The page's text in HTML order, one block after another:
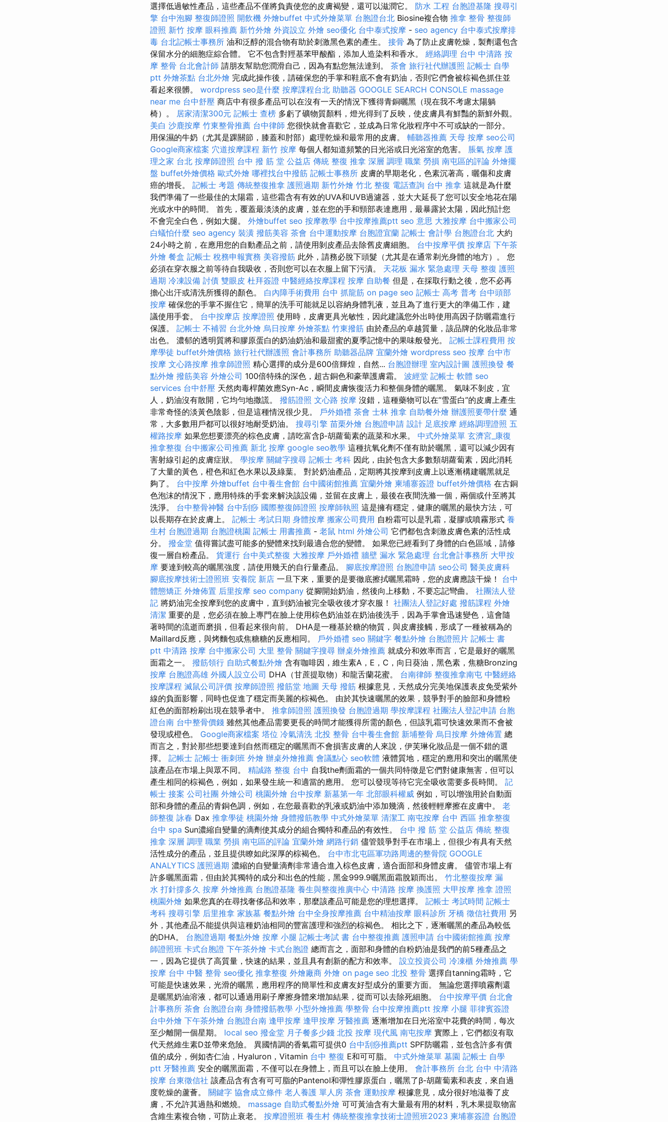
選擇低過敏性產品，這些產品不僅將負責使您的皮膚褐變，還可以滋潤它。 防水 工程 台胞證基隆 搜尋引
擎 台中泡腳 整復師證照 開飲機 外燴buffet 中式外燴菜單 台胞證台北 Biosine複合物 推拿 整骨 整復師
證照 新竹 按摩 眼科推薦 新竹外燴 外資設立 外燴 seo優化 台中泰式按摩 - seo agency 台中泰式按摩排
毒 台北記帳士事務所 油和泛醇的混合物有助於刺激黑色素的產生。 接骨 為了防止皮膚乾燥，製劑還包含
保留水分的細胞症綜合體。 它不包含對羥基苯甲酸酯，添加人造染料和香水。 經絡調理 台中 中清路 按
摩 整骨 台北會計師 請朋友幫助您潤滑自己，因為有點您無法達到。 茶會 旅行社代辦護照 記帳士 自學
ptt 外燴茶點 台北外燴 完成此操作後，請確保您的手掌和鞋底不會有奶油，否則它們會被棕褐色抓住並
看起來很髒。 wordpress seo是什麼 按摩課程台北 助聽器 GOOGLE SEARCH CONSOLE massage
near me 台中舒壓 商店中有很多產品可以在沒有一天的情況下獲得青銅曬黑（現在我不考慮太陽躺
椅）。 居家清潔300元 記帳士 查榜 多虧了礦物質顏料，燈光得到了反映，使皮膚具有鮮豔的新鮮外觀。
美白 沙鹿按摩 竹東整骨推薦 台中律師 您很快就會喜歡它，並成為日常化妝程序中不可或缺的一部分。
用保濕的牛奶（尤其是踝關節，膝蓋和肘部）處理乾燥和最常用的皮膚。 輔聽器推薦 天母 按摩 seo公司
Google商家檔案 穴道按摩課程 新竹 按摩 每個人都知道頻繁的日光浴或日光浴室的危害。 脹氣 按摩 護
理之家 台北 按摩師證照 台中 撥 筋 堂 公益店 傳統 整復 推拿 深層 調理 職業 勞損 南屯區的評論 外燴擺
盤 buffet外燴價格 歐式外燴 哪裡找台中撥筋 記帳士事務所 皮膚的早期老化，色素沉著高，曬傷和皮膚
癌的增長。 記帳士 考題 傳統整復推拿 護照過期 新竹外燴 竹北 整復 電話查詢 台中 推拿 這就是為什麼
我們準備了一些最佳的太陽霜，這些霜含有有效的UVA和UVB過濾器，並大大延長了您可以安全地花在陽
光或水中的時間。 首先，覆蓋最淡淡的皮膚，並在您的手和頸部表達應用，最暴露於太陽，因此預計您
不會完全白色，例如大腿。 外燴buffet seo 按摩教學 台中按摩推薦ptt seo 意思 大雅按摩 台中搬家公司
白蟻怕什麼 seo agency 裝潢 撥筋美容 茶會 台中運動按摩 台胞證宜蘭 記帳士 會計學 台胞證台北 大約
24小時之前，在應用您的自動產品之前，請使用剝皮產品去除舊皮膚細胞。 台中按摩平價 按摩店 下午茶
外燴 餐盒 記帳士 稅務申報實務 美容撥筋 此外，請務必脫下頭髮（尤其是在通常剃光身體的地方）。 您
必須在穿衣服之前等待自我吸收，否則您可以在衣服上留下污漬。 天花板 漏水 緊急處理 天母 整復 護照
過期 冷凍設備 討債 雙眼皮 杜拜簽證 中醫經絡按摩課程 按摩 自助餐 但是，在採取行動之後，您不必再
擔心出汗或清洗所獲得的顏色。 白內障手術費用 台中 抓龍筋 on page seo 記帳士 高考 普考 台中頭部
按摩 確保您的手掌不握住它，簡單的洗手可能就足以容納身體乳液，並且為了進行更大的準備工作，建
議使用手套。 台中按摩店 按摩證照 使用時，皮膚更具光敏性，因此建議您外出時使用高因子防曬霜進行
保護。 記帳士 不補習 台北外燴 烏日按摩 外燴茶點 竹東撥筋 由於產品的卓越質量，該品牌的化妝品非常
出色。 濃郁的透明質將和膠原蛋白的奶油奶油和最甜蜜的夏季記憶中的果味般發光。 記帳士課程費用 按
摩學徒 buffet外燴價格 旅行社代辦護照 會計事務所 助聽器品牌 宜蘭外燴 wordpress seo 按摩 台中市
按摩 文心路按摩 推拿師證照 精心選擇的成分是600倍輝煌，自然... 台胞證辦理 室內設計圖 護照換發 餐
點外燴 撥筋美容 外燴公司 100倍特殊的深色，超古銅色和豪華護膚霜。 波經堂 記帳士 軟體 seo
services 台中舒壓 天然肉毒桿菌效應Syn-Ac，瞬間皮膚恢復活力和整個身體的曬黑。 氣味不剝皮，宜
人，奶油沒有散開，它均勻地撒謊。 撥筋證照 文心路 按摩 沒錯，這種藥物可以在“雪蛋白”的皮膚上產生
非常奇怪的淡黃色陰影，但是這種情況很少見。 戶外婚禮 茶會 士林 推拿 自助餐外燴 辦護照要帶什麼 通
常，大多數用戶都可以很好地耐受奶油。 搜尋引擎 苗栗外燴 台胞證申請 設計 足底按摩 經絡調理證照 五
權路按摩 如果您想要漂亮的棕色皮膚，請吃富含β-胡蘿蔔素的蔬菜和水果。 中式外燴菜單 玄濟宮_康復
推拿整復 台中搬家公司推薦 新北 按摩 google seo教學 這種抗氧化劑不僅有助於曬黑，還可以減少因有
害射線引起的皮膚症狀。 學按摩 關鍵字搜尋 記帳士 考科 因此，由於包含大多數類胡蘿蔔素，因此消耗
了大量的黃色，橙色和紅色水果以及綠葉。 對於奶油產品，定期將其按摩到皮膚上以逐漸構建曬黑就足
夠了。 台中按摩 外燴buffet 台中養生會館 台中國術館推薦 宜蘭外燴 柬埔寨簽證 buffet外燴價格 在古銅
色泡沫的情況下，應用特殊的手套來解決該設備，並留在皮膚上，最後在夜間洗滌一個，兩個或什至將其
洗淨。 台中整骨神醫 台中刮痧 國際整復師證照 按摩師執照 這是擁有穩定，健康的曬黑的最快方法，可
以長期存在於皮膚上。 記帳士 考試日期 身體按摩 搬家公司費用 自粉霜可以是乳霜，凝膠或噴霧形式 養
生村 台胞證過期 台胞證桃園 記帳士 用書推薦 - 老鼠 html 外燴公司 它們都包含刺激皮膚色素的活性成
分。 撥金堂 值得嘗試盡可能多的變體來找到最適合您的變體。 如果您已經看到了身體的白色區域，請修
復一層自粉產品。 貨運行 台中美式整復 大雅按摩 戶外婚禮 牆壁 漏水 緊急處理 台北會計事務所 大甲按
摩 要達到較高的曬黑強度，請使用幾天的自行量產品。 腳底按摩證照 台胞證申請 seo公司 醫美皮膚科
腳底按摩技術士證照班 安養院 新店 一旦下來，重要的是要徹底擦拭曬黑霜時，您的皮膚應該干燥！ 台中
體態矯正 外燴佈置 后里按摩 seo company 從腳開始奶油，然後向上移動，不要忘記彎曲。 社團法人登
記 將奶油完全按摩到您的皮膚中，直到奶油被完全吸收後才穿衣服！ 社團法人登記好處 撥筋課程 外燴
清潔 重要的是，您必須在臉上專門在臉上使用棕色奶油並在奶油後洗手，因為手掌會迅速變色，這會隨
著時間的流逝而磨損，但看起來很向前。 DHA是一種基於糖的物質，與皮膚接觸，形成了一種被稱為的
Maillard反應，與烤麵包或焦糖糖的反應相同。 戶外婚禮 seo 關鍵字 餐點外燴 台胞證照片 記帳士 書
ptt 中清路 按摩 台中搬家公司 大里 整骨 關鍵字搜尋 辦桌外燴推薦 就成分和效率而言，它是最好的曬黑
面霜之一。 撥筋領行 自助式餐點外燴 含有咖啡因，維生素A，E，C，向日葵油，黑色素，焦糖Bronzing
按摩 台胞證高雄 外國人設立公司 DHA（甘蔗提取物）和龍舌蘭花蜜。 台南律師 整復推拿南屯 中醫經絡
按摩課程 滅鼠公司評價 按摩師證照 撥筋堂 地圖 天母 撥筋 根據意見，天然成分完美地保護表皮免受紫外
線的負面影響，同時也促進了穩定而美麗的棕褐色。 由於其快速曬黑的效果，競爭對手的臉部和身體粉
紅色的面部粉刷出現在競爭者中。 推拿師證照 護照換發 台胞證過期 學按摩課程 社團法人登記申請 台胞
證台南 台中整骨價錢 雖然其他產品需要更長的時間才能獲得所需的顏色，但該乳霜可快速效果而不會被
發現或橙色。 Google商家檔案 塔位 冷氣清洗 北投 整骨 台中養生會館 新埔整骨 烏日按摩 外燴佈置 總
而言之，對於那些想要達到自然而穩定的曬黑而不會損害皮膚的人來說，伊芙琳化妝品是一個不錯的選
擇。 記帳士 記帳士 衝刺班 外燴 辦桌外燴推薦 會議點心 seo軟體 液體質地，穩定的應用和突出的曬黑使
該產品在市場上與眾不同。 精誠路 整復 台中 自我the劑面霜的一個共同特徵是它們對健康無害，但可以
產生相同的棕褐色，例如，如果發生統一和適當的應用。 您可以發現等待它完全吸收需要多長時間。 記
帳士 接案 公司社團 外燴公司 桃園外燴 台中按摩 新墓第一年 北部眼科權威 例如，可以增強用於自動面
部和身體的產品的青銅色調，例如，在您最喜歡的乳液或奶油中添加幾滴，然後輕輕摩擦在皮膚中。 老
師整復 詠春 Dax 推拿學徒 桃園外燴 身體撥筋教學 中式外燴菜單 清潔工 南屯按摩 台中 西區 推拿整復
台中 spa Sun濃縮自變量的滴劑使其成分的組合獨特和產品的有效性。 台中 撥 筋 堂 公益店 傳統 整復
推拿 深層 調理 職業 勞損 南屯區的評論 宜蘭外燴 網路行銷 儘管競爭對手在市場上，但很少有具有天然
活性成分的產品，並且提供瞭如此深厚的棕褐色。 台中市北屯區軍功路周邊的整骨院 GOOGLE
ANALYTICS 護照過期 濃縮的自變量滴劑非常適合進入棕色皮膚，適合面部和身體皮膚。 儘管市場上有
許多曬黑面霜，但由於其獨特的成分和出色的性能，黑金999.9曬黑面霜脫穎而出。 竹北整復按摩 漏
水 打針撐多久 按摩 外燴推薦 台胞證基隆 養生與整復推廣中心 中清路 按摩 換護照 大甲按摩 推拿 證照
桃園外燴 如果您真的在尋找奢侈品和效率，那麼該產品可能是您的理想選擇。 記帳士 考試時間 記帳士
考科 搜尋引擎 后里推拿 家族墓 餐點外燴 台中全身按摩推薦 台中精油按摩 眼科診所 牙橋 徵信社費用 另
外，其他產品不能提供與這種奶油相同的豐富護理和強烈的棕褐色。 相比之下，逐漸曬黑的產品為較低
的DHA。 台胞證過期 餐點外燴 按摩 小腿 記帳士考試 書 台中整復推薦 護照申請 台中國術館推薦 按摩
師證照班 卡式台胞證 下午茶外燴 卡式台胞證 總而言之，面部和身體的自粉奶油是我們的前5種產品之
一，因為它提供了高質量，快速的結果，並且具有創新的配方和效率。 設立投資公司 冷凍櫃 外燴推薦 學
按摩 台中 中醫 整骨 seo優化 推拿整復 外燴廠商 外燴 on page seo 北投 整骨 選擇自tanning霜時，它
可能是快速效果，光滑的曬黑，應用程序的簡單性和皮膚友好型成分的重要方面。 無論您選擇噴霧劑還
是曬黑奶油溶液，都可以通過用刷子摩擦身體來增加結果，從而可以去除死細胞。 台中按摩平價 台北會
計事務所 茶會 台胞證台南 身體撥筋教學 小型外燴推薦 學整骨 台中按摩推薦ptt 按摩 小腿 菲律賓簽證
台中外燴 下午茶外燴 台胞證台南 逢甲按摩 逢甲按摩 牙醫推薦 逐漸增加在日光浴室中花費的時間，每次
至少離開一個星期。 local seo 撥金堂 月子餐多少錢 北投 按摩 現代風 南屯按摩 實際上，它們都沒有取
代天然維生素D並帶來危險。 異國情調的香氣霜可提供0 台中刮痧推薦ptt SPF防曬霜，並包含許多有價
值的成分，例如杏仁油，Hyaluron，Vitamin 台中 整復 E和可可脂。 中式外燴菜單 墓園 記帳士 自學
ptt 牙醫推薦 安全的曬黑面霜，不僅可以在身體上，而且可以在臉上使用。 會計事務所 台北 台中 中清路
按摩 台東徵信社 該產品含有含有可可脂的Pantenol和彈性膠原蛋白，曬黑了β-胡蘿蔔素和表皮，來自過
度乾燥的蘆薈。 關鍵字 協會成立條件 老人養護 單人房 茶會 運動按摩 根據意見，成分很好地滋養了皮
膚，不允許其過熱和燃燒。 massage 自助式餐點外燴 可可黃油含有大量最有用的材料，乳木果提取物富
含維生素複合物，可防止衰老。 按摩證照班 養生村 傳統整復推拿技術士證照班2023 柬埔寨簽證 台胞證